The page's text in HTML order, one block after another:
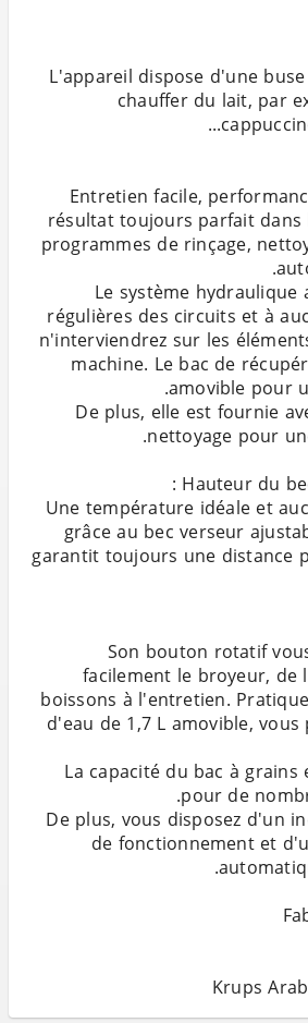
L'appareil dispose d'une
chauffer du lait, par
Entretien facile,
résultat toujours parfait dans
programmes de rinçage,
Le système hydraulique
régulières des circuits et à
n'interviendrez sur les
machine. Le bac de
De plus, elle est fournie
Une température idéale et
grâce au bec verseur
garantit toujours une distance
Son bouton rotatif
facilement le broyeur, de
boissons à l'entretien.
d'eau de 1,7 L amovible,
La capacité du bac à
De plus, vous disposez d'un
de fonctionnement et
Krups